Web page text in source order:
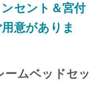
セント＆宮付
意がありま
ムベッドセッ